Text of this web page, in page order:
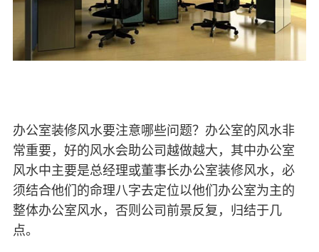
办公室装修风水要注意哪些问题？办公室的风水非
常重要，好的风水会助公司越做越大，其中办公室
风水中主要是总经理或董事长办公室装修风水，必
须结合他们的命理八字去定位以他们办公室为主的
整体办公室风水，否则公司前景反复，归结于几
点。